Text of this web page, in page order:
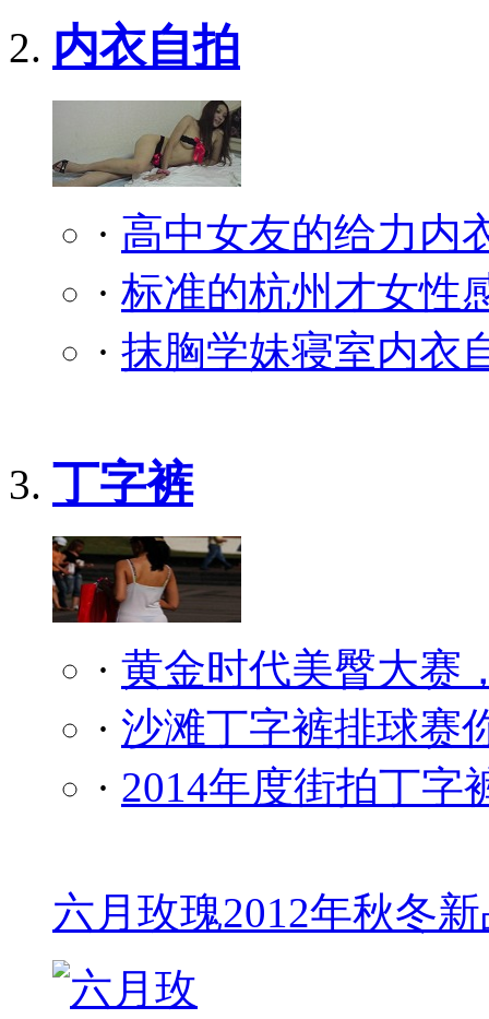
内衣自拍
· 高中女友的给力内
· 标准的杭州才女性
· 抹胸学妹寝室内衣
丁字裤
· 黄金时代美臀大赛
· 沙滩丁字裤排球赛
· 2014年度街拍丁字
六月玫瑰2012年秋冬